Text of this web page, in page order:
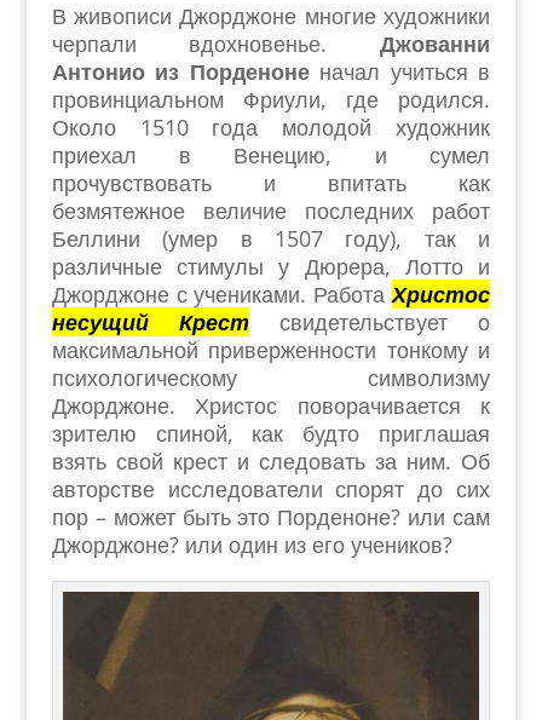
В живописи Джорджоне многие художники
черпали вдохновенье.Джованни
Антонио из Порденоненачал учиться в
провинциальном Фриули, где родился.
Около 1510 года молодой художник
приехал в Венецию, и сумел
прочувствовать и впитать как
безмятежное величие последних работ
Беллини (умер в 1507 году), так и
различные стимулы у Дюрера, Лотто и
Джорджоне с учениками. РаботаХристос
несущий Крестсвидетельствует о
максимальной приверженности тонкому и
психологическому символизму
Джорджоне. Христос поворачивается к
зрителю спиной, как будто приглашая
взять свой крест и следовать за ним. Об
авторстве исследователи спорят до сих
пор – может быть это Порденоне? или сам
Джорджоне? или один из его учеников?